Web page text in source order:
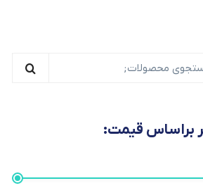
براساس قیمت: